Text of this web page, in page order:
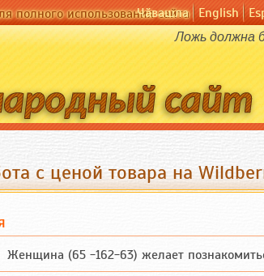
полного использования сайта
Чӑвашла English
Ложь должна
с ценой товара на
Женщина (65 -162-63) желает познакомиться